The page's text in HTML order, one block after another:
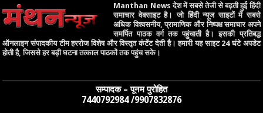
Manthan News देश में सबसे तेजी से बढ़ती हुई हिंदी
समाचार वेबसाइट है। जो हिंदी न्यूज साइटों में सबसे
अधिक विश्वसनीय, प्रामाणिक और निष्पक्ष समाचार अपने
समर्पित पाठक वर्ग तक पहुंचाती है। इसकी प्रतिबद्ध
ऑनलाइन संपादकीय टीम हररोज विशेष और विस्तृत कंटेंट देती है। हमारी यह साइट 24 घंटे अपडेट
होती है, जिससे हर बड़ी घटना तत्काल पाठकों तक पहुंच सके।
सम्पादक – पूनम पुरोहित
7440792984 /9907832876